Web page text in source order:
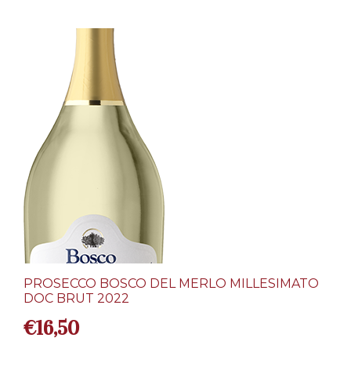
PROSECCO BOSCO DEL MERLO MILLESIMATO
DOC BRUT 2022
€16,50